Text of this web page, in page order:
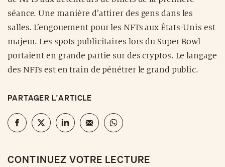
séance. Une manière d’attirer des gens dans les
salles. L’engouement pour les NFTs aux États-Unis est
majeur. Les spots publicitaires lors du Super Bowl
portaient en grande partie sur des cryptos. Le langage
des NFTs est en train de pénétrer le grand public.
PARTAGER L'ARTICLE
CONTINUEZ VOTRE LECTURE